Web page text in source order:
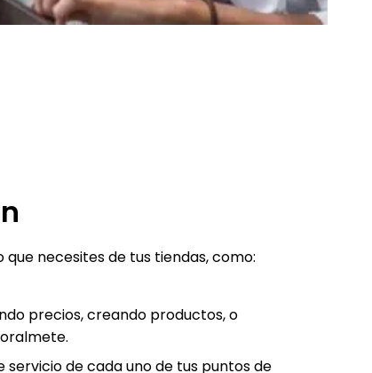
necesites de tus tiendas, como:
precios, creando productos, o
servicio de cada uno de tus puntos de